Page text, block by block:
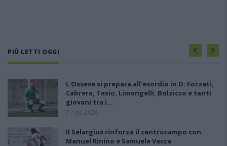
PIÙ LETTI OGGI
L'Ossese si prepara all'esordio in D: Forzati,
Cabrera, Tesio, Limongelli, Bolzicco e tanti
giovani tra i…
7 Ago 2026
Il Selargius rinforza il centrocampo con
Manuel Rinino e Samuele Vacca